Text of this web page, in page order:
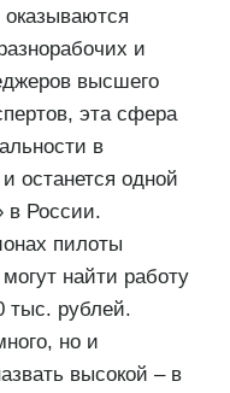
и
высшего
эта сфера
в
останется одной
в России.
пилоты
найти работу
тыс. рублей.
но и
высокой – в